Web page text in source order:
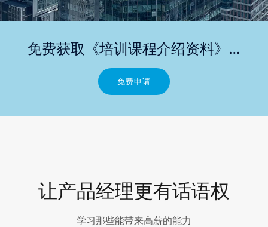
免费获取《培训课程介绍资料》…
免费申请
让产品经理更有话语权
学习那些能带来高薪的能力